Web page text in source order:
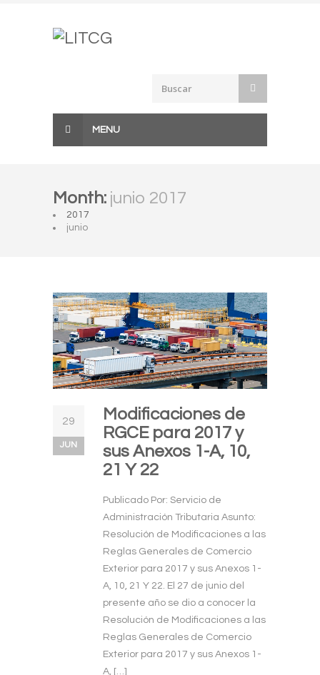
MENU
Month: junio 2017
2017
junio
29
JUN
Modificaciones de
RGCE para 2017 y
sus Anexos 1-A, 10,
21 Y 22
Publicado Por: Servicio de
Administración Tributaria Asunto:
Resolución de Modificaciones a las
Reglas Generales de Comercio
Exterior para 2017 y sus Anexos 1-
A, 10, 21 Y 22. El 27 de junio del
presente año se dio a conocer la
Resolución de Modificaciones a las
Reglas Generales de Comercio
Exterior para 2017 y sus Anexos 1-
A, […]